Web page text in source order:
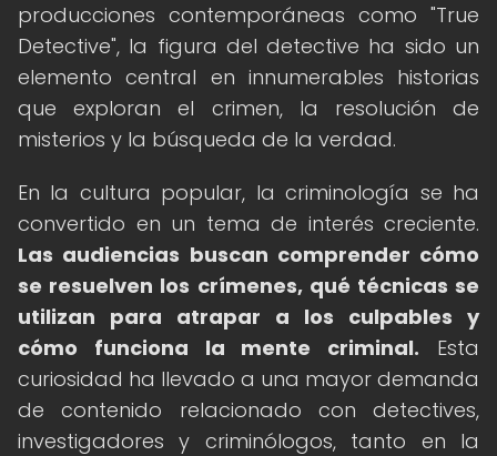
producciones contemporáneas como "True
Detective", la figura del detective ha sido un
elemento central en innumerables historias
que exploran el crimen, la resolución de
misterios y la búsqueda de la verdad.
En la cultura popular, la criminología se ha
convertido en un tema de interés creciente.
Las audiencias buscan comprender cómo
se resuelven los crímenes, qué técnicas se
utilizan para atrapar a los culpables y
cómo funciona la mente criminal. Esta
curiosidad ha llevado a una mayor demanda
de contenido relacionado con detectives,
investigadores y criminólogos, tanto en la